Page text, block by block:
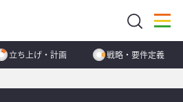
立ち上げ・計画 戦略・要件定義